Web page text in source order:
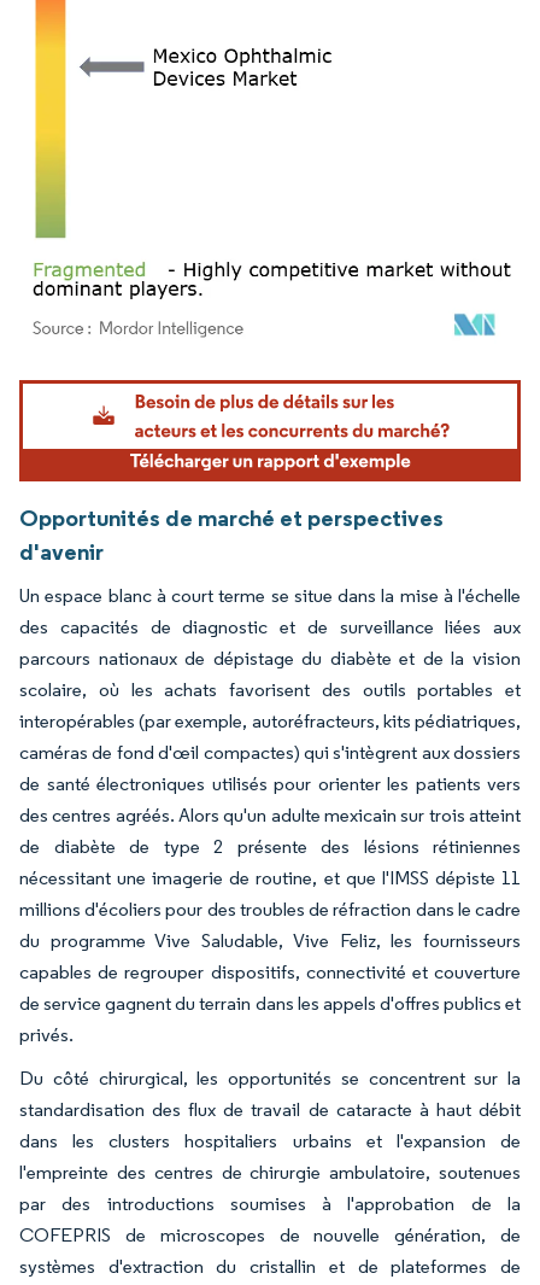
Image © Mordor Intelligence. La réutilisation nécessite une attribution sous CC BY
Opportunités de marché et perspectives
d'avenir
Un espace blanc à court terme se situe dans la mise à l'échelle
des capacités de diagnostic et de surveillance liées aux
parcours nationaux de dépistage du diabète et de la vision
scolaire, où les achats favorisent des outils portables et
interopérables (par exemple, autoréfracteurs, kits pédiatriques,
caméras de fond d'œil compactes) qui s'intègrent aux dossiers
de santé électroniques utilisés pour orienter les patients vers
des centres agréés. Alors qu'un adulte mexicain sur trois atteint
de diabète de type 2 présente des lésions rétiniennes
nécessitant une imagerie de routine, et que l'IMSS dépiste 11
millions d'écoliers pour des troubles de réfraction dans le cadre
du programme Vive Saludable, Vive Feliz, les fournisseurs
capables de regrouper dispositifs, connectivité et couverture
de service gagnent du terrain dans les appels d'offres publics et
privés.
Du côté chirurgical, les opportunités se concentrent sur la
standardisation des flux de travail de cataracte à haut débit
dans les clusters hospitaliers urbains et l'expansion de
l'empreinte des centres de chirurgie ambulatoire, soutenues
par des introductions soumises à l'approbation de la
COFEPRIS de microscopes de nouvelle génération, de
systèmes d'extraction du cristallin et de plateformes de